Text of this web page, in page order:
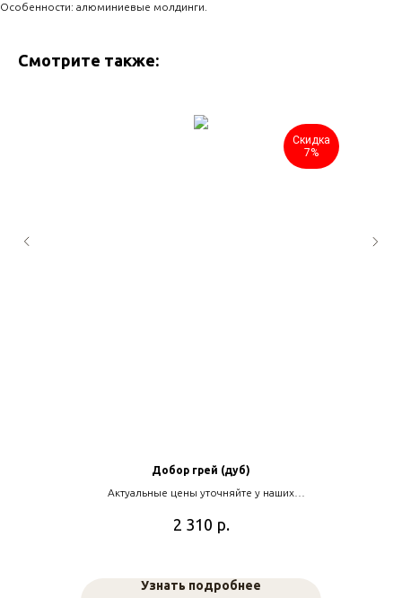
Особенности: алюминиевые молдинги.
Смотрите также:
Скидка
7%
Добор грей (дуб)
Актуальные цены уточняйте у наших
2 310 р.
Узнать подробнее